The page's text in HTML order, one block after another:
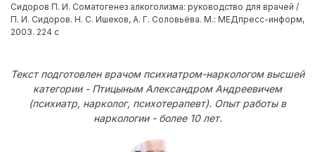
Сидоров П. И. Соматогенез алкоголизма: руководство для врачей /
П. И. Сидоров. Н. С. Ишеков, А. Г. Соловьёва. М.: МЕДпресс-информ,
2003. 224 с
Текст подготовлен врачом психиатром-наркологом высшей
категории - Птицыным Александром Андреевичем
(психиатр, нарколог, психотерапевт). Опыт работы в
наркологии - более 10 лет.